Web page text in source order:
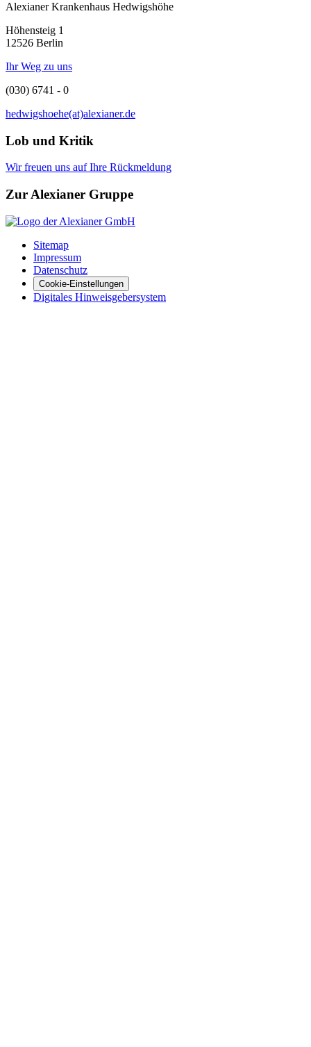
Alexianer Krankenhaus Hedwigshöhe
Höhensteig 1
12526 Berlin
Ihr Weg zu uns
(030) 6741 - 0
hedwigshoehe(at)alexianer.de
Lob und Kritik
Wir freuen uns auf Ihre Rückmeldung
Zur Alexianer Gruppe
Sitemap
Impressum
Datenschutz
Cookie-Einstellungen
Digitales Hinweisgebersystem